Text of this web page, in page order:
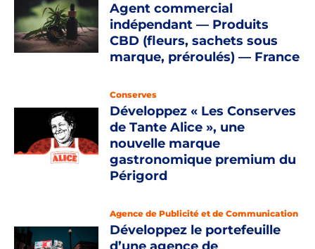
Agent commercial
indépendant — Produits
CBD (fleurs, sachets sous
marque, préroulés) — France
Conserves
Développez « Les Conserves
de Tante Alice », une
nouvelle marque
gastronomique premium du
Périgord
Agence de Publicité et de Communication
Développez le portefeuille